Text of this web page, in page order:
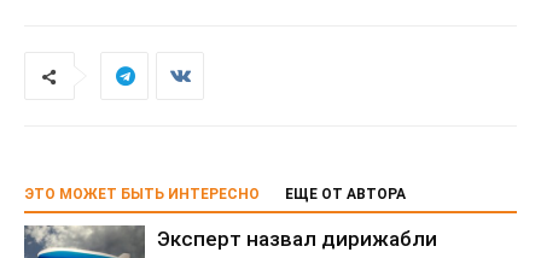
ЭТО МОЖЕТ БЫТЬ ИНТЕРЕСНО ЕЩЕ ОТ АВТОРА
Эксперт назвал дирижабли